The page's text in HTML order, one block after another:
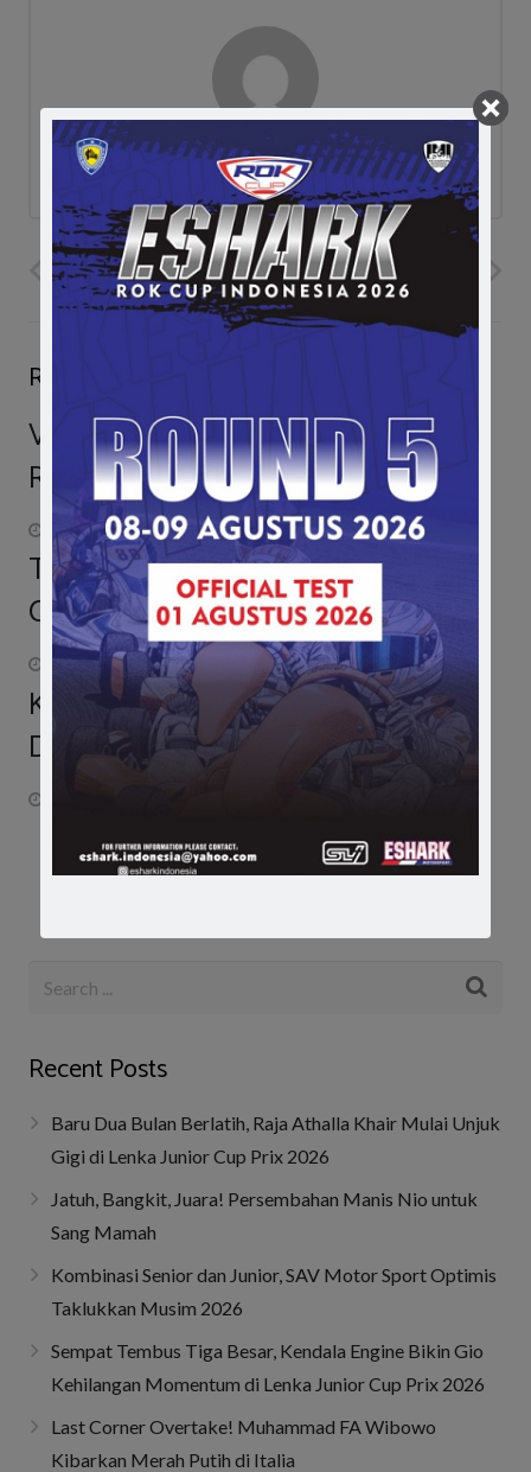
ad
PREVIOUS POST NEXT POST
Related Posts
Vettel & Hamilton Bermasalah,
Rosberg: Balapan Akan Mudah
May 1, 2016
Tak Ingin Andalkan Pemerintah, Ini
Cara Efektif Dukung Rio di F1
February 23, 2016
Khawatir Dibully, Vettel Justru
Disambut Meriah di Inggris
Recent Posts
Baru Dua Bulan Berlatih, Raja Athalla Khair Mulai Unjuk
Gigi di Lenka Junior Cup Prix 2026
Jatuh, Bangkit, Juara! Persembahan Manis Nio untuk
Sang Mamah
Kombinasi Senior dan Junior, SAV Motor Sport Optimis
Taklukkan Musim 2026
Sempat Tembus Tiga Besar, Kendala Engine Bikin Gio
Kehilangan Momentum di Lenka Junior Cup Prix 2026
Last Corner Overtake! Muhammad FA Wibowo
Kibarkan Merah Putih di Italia